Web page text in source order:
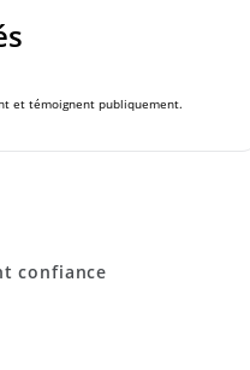
et témoignent publiquement.
confiance